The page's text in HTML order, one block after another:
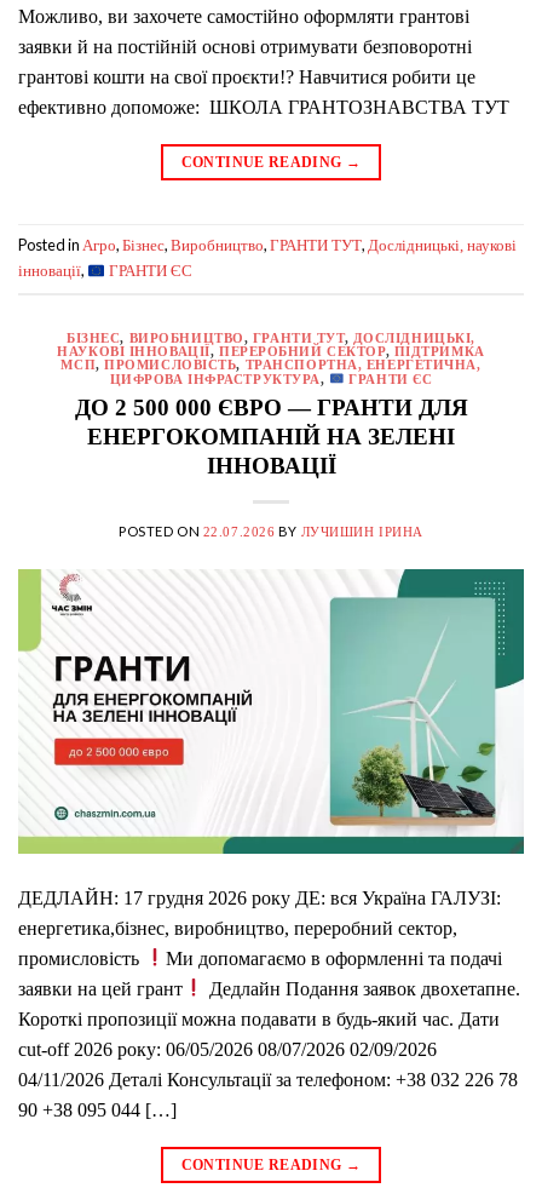
Можливо, ви захочете самостійно оформляти грантові
заявки й на постійній основі отримувати безповоротні
грантові кошти на свої проєкти!? Навчитися робити це
ефективно допоможе: ШКОЛА ГРАНТОЗНАВСТВА ТУТ
CONTINUE READING →
Posted in Агро, Бізнес, Виробництво, ГРАНТИ ТУТ, Дослідницькі, наукові
інновації, ГРАНТИ ЄС
БІЗНЕС, ВИРОБНИЦТВО, ГРАНТИ ТУТ, ДОСЛІДНИЦЬКІ,
НАУКОВІ ІННОВАЦІЇ, ПЕРЕРОБНИЙ СЕКТОР, ПІДТРИМКА
МСП,ПРОМИСЛОВІСТЬ, ТРАНСПОРТНА, ЕНЕРГЕТИЧНА,
ЦИФРОВА ІНФРАСТРУКТУРА, ГРАНТИ ЄС
ДО 2 500 000 ЄВРО — ГРАНТИ ДЛЯ
ЕНЕРГОКОМПАНІЙ НА ЗЕЛЕНІ
ІННОВАЦІЇ
POSTED ON 22.07.2026 BY ЛУЧИШИН ІРИНА
ДЕДЛАЙН: 17 грудня 2026 року ДЕ: вся Україна ГАЛУЗІ:
енергетика,бізнес, виробництво, переробний сектор,
промисловість
Ми допомагаємо в оформленні та подачі
заявки на цей грант
Дедлайн Подання заявок двохетапне.
Короткі пропозиції можна подавати в будь-який час. Дати
cut-off 2026 року: 06/05/2026 08/07/2026 02/09/2026
04/11/2026 Деталі Консультації за телефоном: +38 032 226 78
90 +38 095 044 […]
CONTINUE READING →